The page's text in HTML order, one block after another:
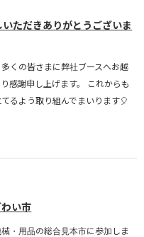
ただきありがとうございま
くの皆さまに弊社ブースへお越
感謝申し上げます。 これからも
るよう取り組んでまいります🎈
い市
・用品の総合見本市に参加しま